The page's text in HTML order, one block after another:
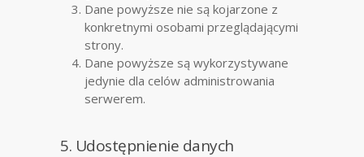
Dane powyższe nie są kojarzone z
konkretnymi osobami przeglądającymi
strony.
Dane powyższe są wykorzystywane
jedynie dla celów administrowania
serwerem.
5. Udostępnienie danych